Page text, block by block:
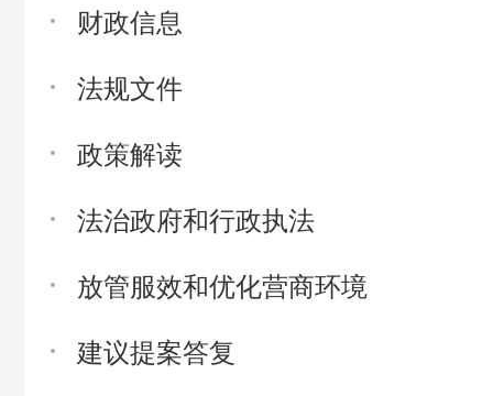
财政信息
法规文件
政策解读
法治政府和行政执法
放管服效和优化营商环境
建议提案答复